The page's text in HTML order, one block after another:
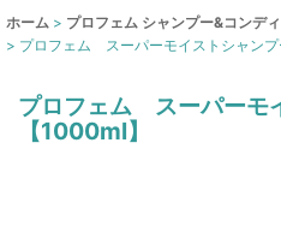
ホーム > プロフェム シャンプー&コンデ
> プロフェム スーパーモイストシャンプ
プロフェム スーパーモ
【1000ml】